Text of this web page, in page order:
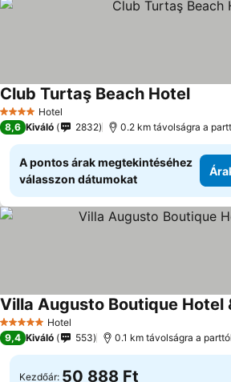
4 KategóriaHotel
Club Turtaş Beach Hotel
8,6 Kiváló 2832 0.2 km távolságra a
A pontos árak megtekintéséhez
válasszon dátumokat
5 KategóriaHotel
Villa Augusto Boutique Hotel
9,4 Kiváló 553 0.1 km távolságra a parttól
Kezdőár: 50 888 Ft